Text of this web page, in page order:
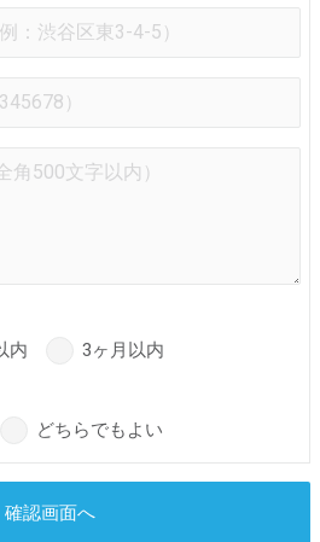
内 3ヶ月以内
どちらでもよい
確認画面へ